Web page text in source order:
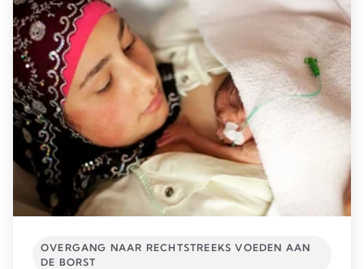
OVERGANG NAAR RECHTSTREEKS VOEDEN AAN
DE BORST